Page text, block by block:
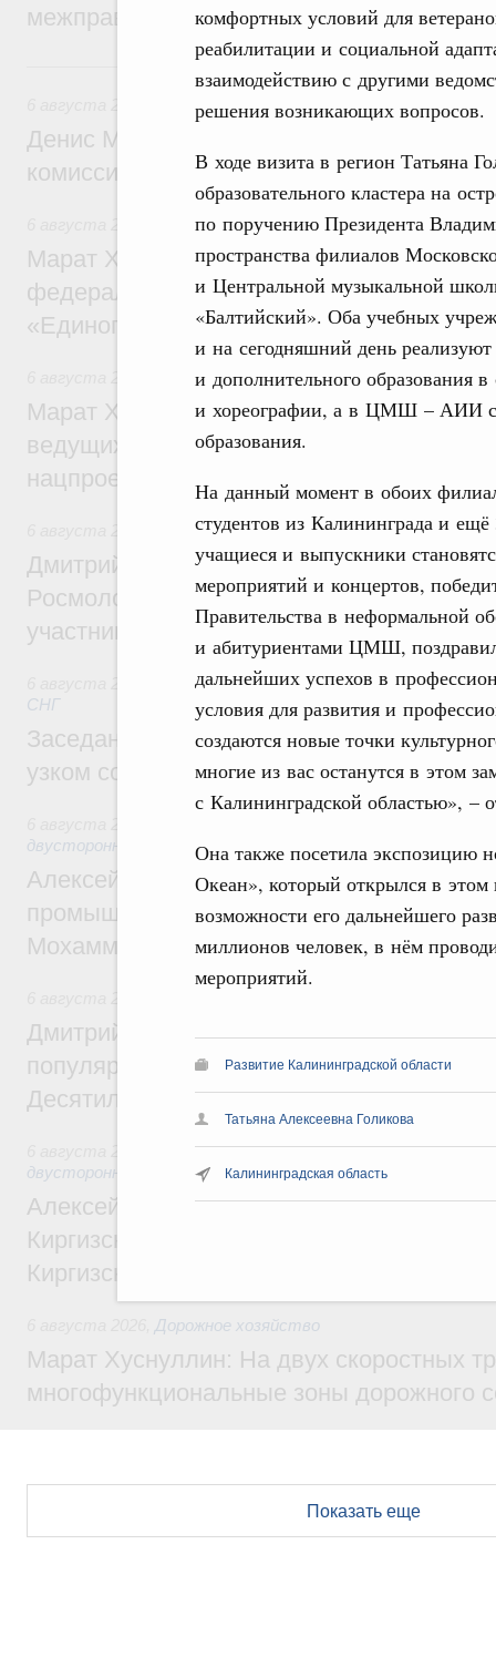
комфортных условий для
реабилитации и социальной
взаимодействию с другими
решения возникающих вопросов.
В ходе визита в регион Татьяна
образовательного кластера на
по поручению Президента
пространства филиалов
и Центральной музыкальной
«Балтийский». Оба учебных
и на сегодняшний день
и дополнительного образования
и хореографии, а в ЦМШ – АИИ с
образования.
На данный момент в обоих
студентов из Калининграда и
учащиеся и выпускники
мероприятий и концертов,
Правительства в неформальной
и абитуриентами ЦМШ,
дальнейших успехов в
условия для развития и
создаются новые точки
многие из вас останутся в этом
с Калининградской областью», –
Она также посетила экспозицию
Океан», который открылся в этом
возможности его дальнейшего
миллионов человек, в нём
мероприятий.
Развитие Калининградской области
Татьяна Алексеевна Голикова
Калининградская область
межправительственного совета
Вчера
Общие вопросы промышленной политики
Денис Мантуров провёл заседание
комиссии по промышленности
Регулирование в сфере строительства
Марат Хуснуллин: Более 130
федерального значения построено под
«Единого заказчика»
Национальный проект «Инфраструктура
Марат Хуснуллин: Порядка 200
ведущих к спортивным объектам,
нацпроекту «Инфраструктура для
Молодёжная политика
Дмитрий Чернышенко, Сергей Кравцов и
Росмолодёжи Григорий Гуров
участников проекта «Кольцо открытий»
Евразийский экономический союз.
СНГ
Заседание Евразийского
узком составе
двусторонней основе
Алексей Оверчук провёл рабочую
промышленности, недропользования и
Мохаммадом Атабаком
Дмитрий Чернышенко: Порядка 110
популярного туризма в 35 регионах
Десятилетия науки и технологий
Экономические и гуманитарные
двусторонней основе
Алексей Оверчук принял участие в
Киргизского экономического форума и
Киргизской межрегиональной
Дорожное хозяйство
Марат Хуснуллин: На двух скоростных
многофункциональные зоны дорожного
Показать еще